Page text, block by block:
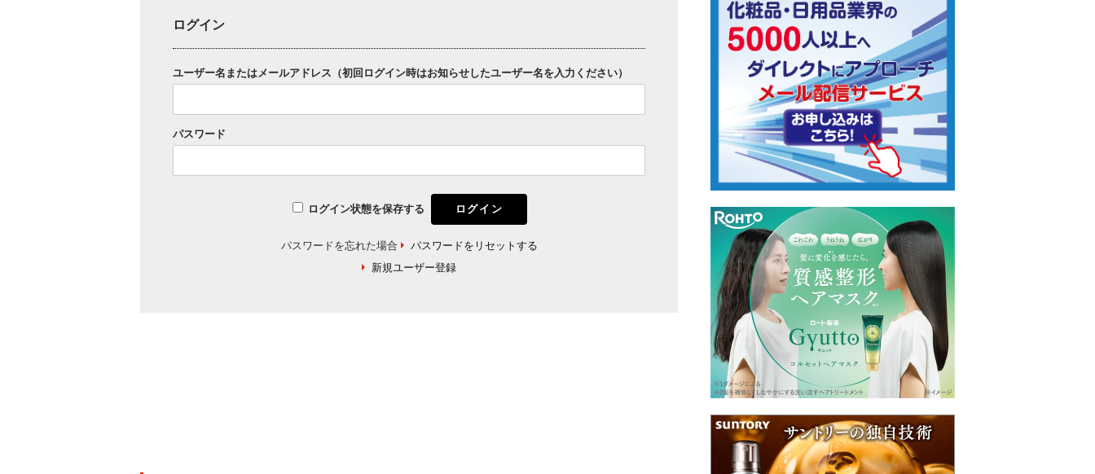
ログイン
ユーザー名またはメールアドレス（初回ログイン時はお知らせしたユーザー名を入力ください）
パスワード
ログイン状態を保存する
パスワードを忘れた場合
パスワードをリセットする
新規ユーザー登録